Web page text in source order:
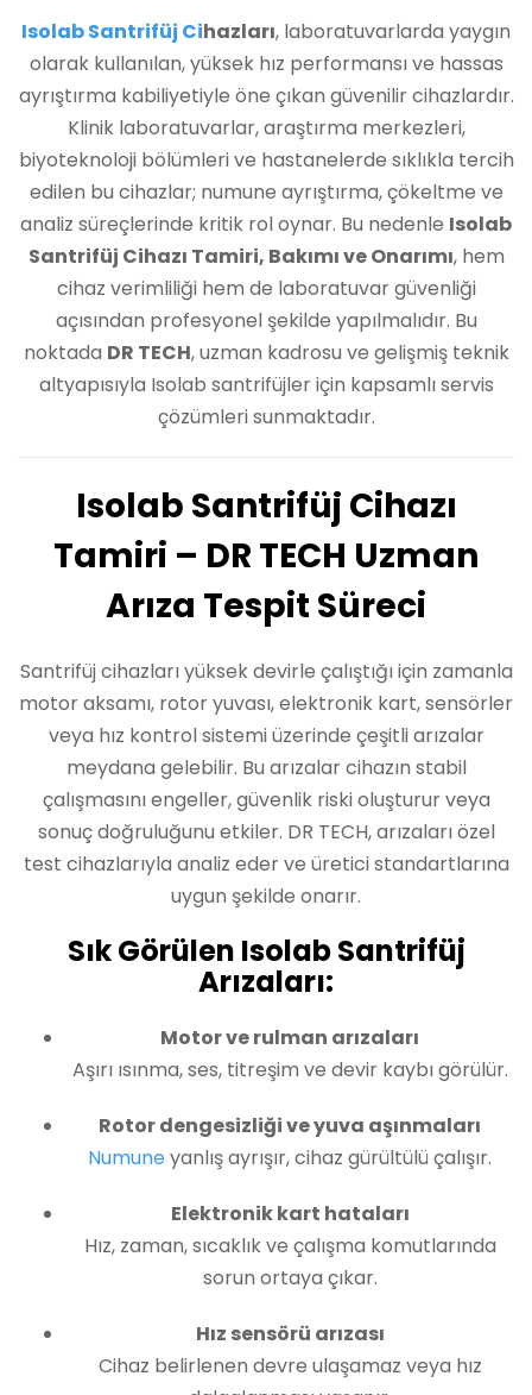
Isolab Santrifüj Cihazları, laboratuvarlarda yaygın
olarak kullanılan, yüksek hız performansı ve hassas
ayrıştırma kabiliyetiyle öne çıkan güvenilir cihazlardır.
Klinik laboratuvarlar, araştırma merkezleri,
biyoteknoloji bölümleri ve hastanelerde sıklıkla tercih
edilen bu cihazlar; numune ayrıştırma, çökeltme ve
analiz süreçlerinde kritik rol oynar. Bu nedenle Isolab
Santrifüj Cihazı Tamiri, Bakımı ve Onarımı, hem
cihaz verimliliği hem de laboratuvar güvenliği
açısından profesyonel şekilde yapılmalıdır. Bu
noktada DR TECH, uzman kadrosu ve gelişmiş teknik
altyapısıyla Isolab santrifüjler için kapsamlı servis
çözümleri sunmaktadır.
Isolab Santrifüj Cihazı
Tamiri – DR TECH Uzman
Arıza Tespit Süreci
Santrifüj cihazları yüksek devirle çalıştığı için zamanla
motor aksamı, rotor yuvası, elektronik kart, sensörler
veya hız kontrol sistemi üzerinde çeşitli arızalar
meydana gelebilir. Bu arızalar cihazın stabil
çalışmasını engeller, güvenlik riski oluşturur veya
sonuç doğruluğunu etkiler. DR TECH, arızaları özel
test cihazlarıyla analiz eder ve üretici standartlarına
uygun şekilde onarır.
Sık Görülen Isolab Santrifüj
Arızaları:
Motor ve rulman arızaları
Aşırı ısınma, ses, titreşim ve devir kaybı görülür.
Rotor dengesizliği ve yuva aşınmaları
Numuneyanlış ayrışır, cihaz gürültülü çalışır.
Elektronik kart hataları
Hız, zaman, sıcaklık ve çalışma komutlarında
sorun ortaya çıkar.
Hız sensörü arızası
Cihaz belirlenen devre ulaşamaz veya hız